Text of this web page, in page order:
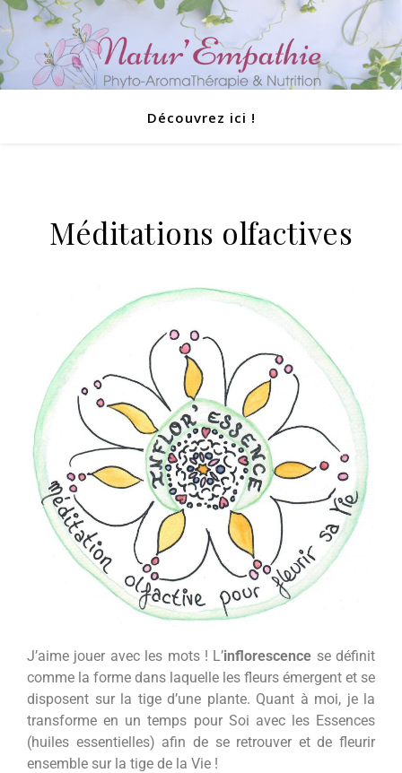
Découvrez ici !
Méditations olfactives
J’aime jouer avec les mots ! L’inflorescence se définit
comme la forme dans laquelle les fleurs émergent et se
disposent sur la tige d’une plante. Quant à moi, je la
transforme en un temps pour Soi avec les Essences
(huiles essentielles) afin de se retrouver et de fleurir
ensemble sur la tige de la Vie !